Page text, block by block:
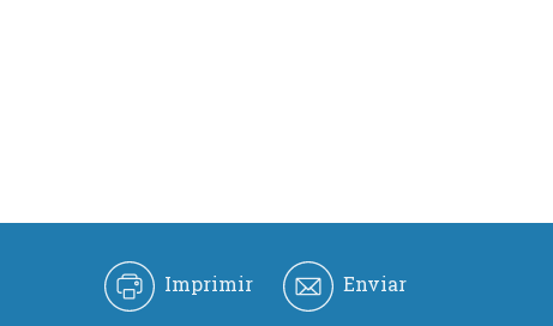
Imprimir Enviar